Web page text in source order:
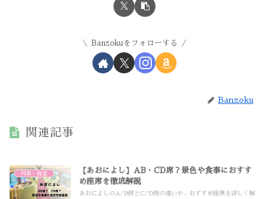
Banzokuをフォローする
Banzoku
関連記事
列車・特急
【あおによし】AB・CD席？景色や食事におすす
め座席を徹底解説
あおによしのA/B側とC/D側の違いや、おすすめ座席を詳しく解